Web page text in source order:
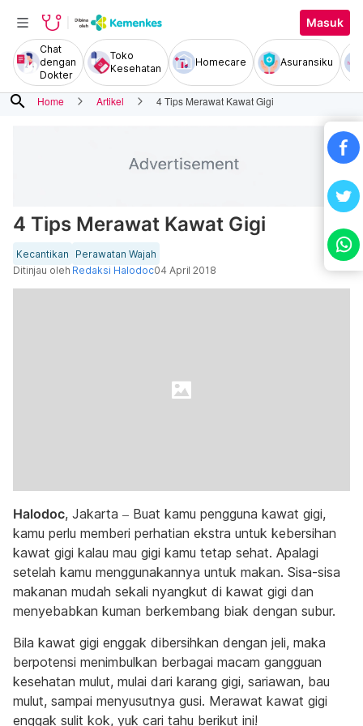
Masuk
Chat
dengan
Dokter
Toko
Kesehatan
Homecare Asuransiku
search Home Artikel 4 Tips Merawat Kawat Gigi
4 Tips Merawat Kawat Gigi
Kecantikan
Perawatan Wajah
Ditinjau oleh Redaksi Halodoc04 April 2018
Halodoc, Jakarta – Buat kamu pengguna kawat gigi,
kamu perlu memberi perhatian ekstra untuk kebersihan
kawat gigi kalau mau gigi kamu tetap sehat. Apalagi
setelah kamu menggunakannya untuk makan. Sisa-sisa
makanan mudah sekali nyangkut di kawat gigi dan
menyebabkan kuman berkembang biak dengan subur.
Bila kawat gigi enggak dibersihkan dengan jeli, maka
berpotensi menimbulkan berbagai macam gangguan
kesehatan mulut, mulai dari karang gigi, sariawan, bau
mulut, sampai menyusutnya gusi. Merawat kawat gigi
enggak sulit kok, yuk cari tahu berikut ini!